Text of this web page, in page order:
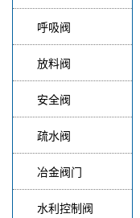
呼吸阀
放料阀
安全阀
疏水阀
冶金阀门
水利控制阀